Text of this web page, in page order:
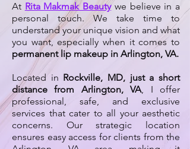
At Rita Makmak Beauty we believe in a
personal touch. We take time to
understand your unique vision and what
you want, especially when it comes to
permanent lip makeup in Arlington, VA.
Located in Rockville, MD, just a short
distance from Arlington, VA, I offer
professional, safe, and exclusive
services that cater to all your aesthetic
concerns. Our strategic location
ensures easy access for clients from the